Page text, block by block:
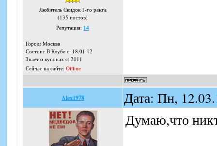
Любитель Скидок 1-го ранга
(135 постов)
Репутация: 14
Город: Москва
Состоит В Клубе с: 18.01.12
Знает о купонах с: 2011
Сейчас на сайте: Offline
Alex1978 Дата: Пн,
Думаю,что